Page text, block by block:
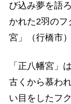
び込み夢を語
かれた2羽のフ
宮」（行橋市
「正八幡宮」
古くから慕わ
い目をしたフ